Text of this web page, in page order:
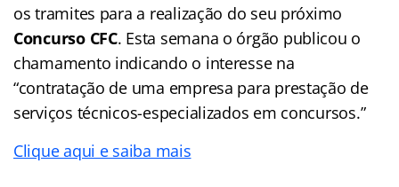
os tramites para a realização do seu próximo
Concurso CFC. Esta semana o órgão publicou o
chamamento indicando o interesse na
“contratação de uma empresa para prestação de
serviços técnicos-especializados em concursos.”
Clique aqui e saiba mais